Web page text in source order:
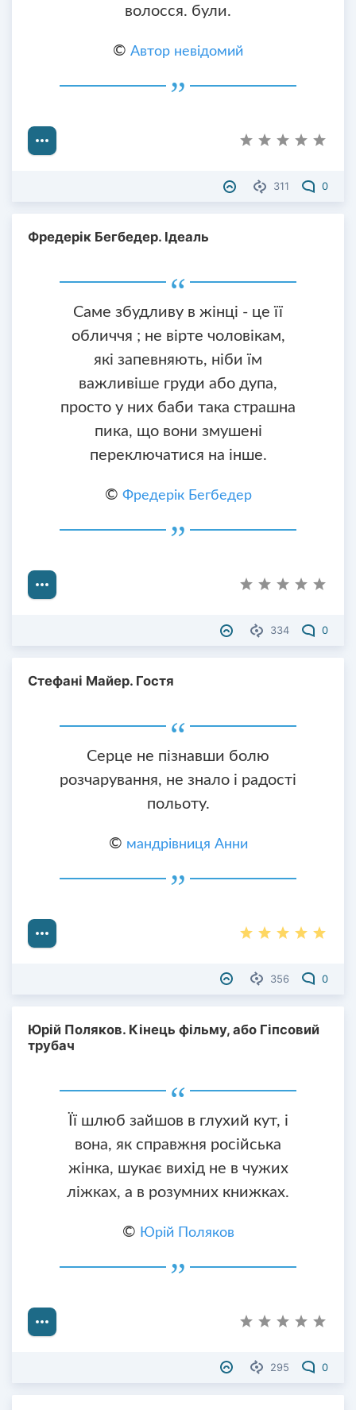
волосся. були.
© Автор невідомий
311 0
Фредерік Бегбедер. Ідеаль
Саме збудливу в жінці - це її
обличчя ; не вірте чоловікам,
які запевняють, ніби їм
важливіше груди або дупа,
просто у них баби така страшна
пика, що вони змушені
переключатися на інше.
© Фредерік Бегбедер
334 0
Стефані Майер. Гостя
Серце не пізнавши болю
розчарування, не знало і радості
польоту.
© мандрівниця Анни
356 0
Юрій Поляков. Кінець фільму, або Гіпсовий
трубач
Її шлюб зайшов в глухий кут, і
вона, як справжня російська
жінка, шукає вихід не в чужих
ліжках, а в розумних книжках.
© Юрій Поляков
295 0